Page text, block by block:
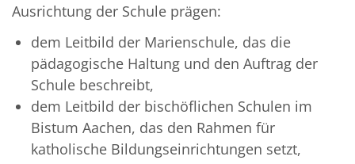
Ausrichtung der Schule prägen:
dem Leitbild der Marienschule, das die
pädagogische Haltung und den Auftrag der
Schule beschreibt,
dem Leitbild der bischöflichen Schulen im
Bistum Aachen, das den Rahmen für
katholische Bildungseinrichtungen setzt,